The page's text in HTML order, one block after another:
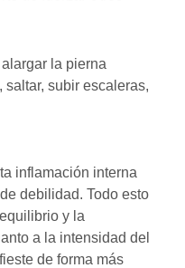
la pierna
saltar, subir escaleras,
inflamación interna
debilidad. Todo esto
y la
a la intensidad del
de forma más